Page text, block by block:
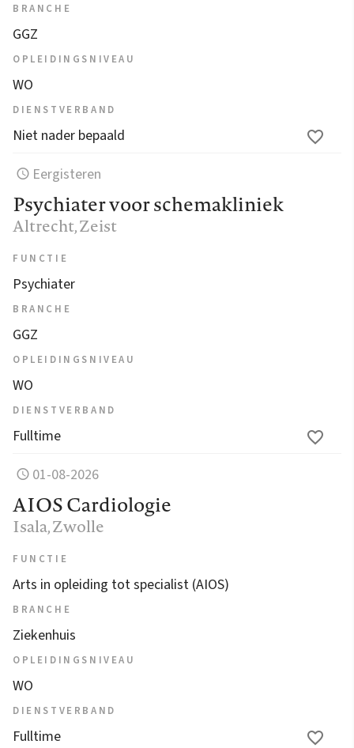
BRANCHE
GGZ
OPLEIDINGSNIVEAU
WO
DIENSTVERBAND
Niet nader bepaald
Eergisteren
Psychiater voor schemakliniek
Altrecht, Zeist
FUNCTIE
Psychiater
BRANCHE
GGZ
OPLEIDINGSNIVEAU
WO
DIENSTVERBAND
Fulltime
01-08-2026
AIOS Cardiologie
Isala, Zwolle
FUNCTIE
Arts in opleiding tot specialist (AIOS)
BRANCHE
Ziekenhuis
OPLEIDINGSNIVEAU
WO
DIENSTVERBAND
Fulltime